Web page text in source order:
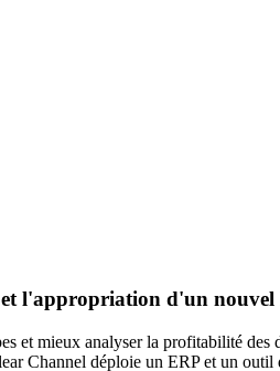
et l'appropriation d'un nouvel
et mieux analyser la profitabilité des
Channel déploie un ERP et un